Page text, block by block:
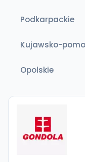
Podkarpackie
Kujawsko-
Opolskie